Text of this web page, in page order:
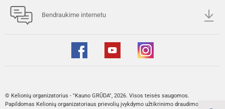
Bendraukime internetu
© Kelionių organizatorius - "Kauno GRŪDA", 2026. Visos teisės saugomos.
Papildomas Kelionių organizatoriaus prievolių įvykdymo užtikrinimo draudimo